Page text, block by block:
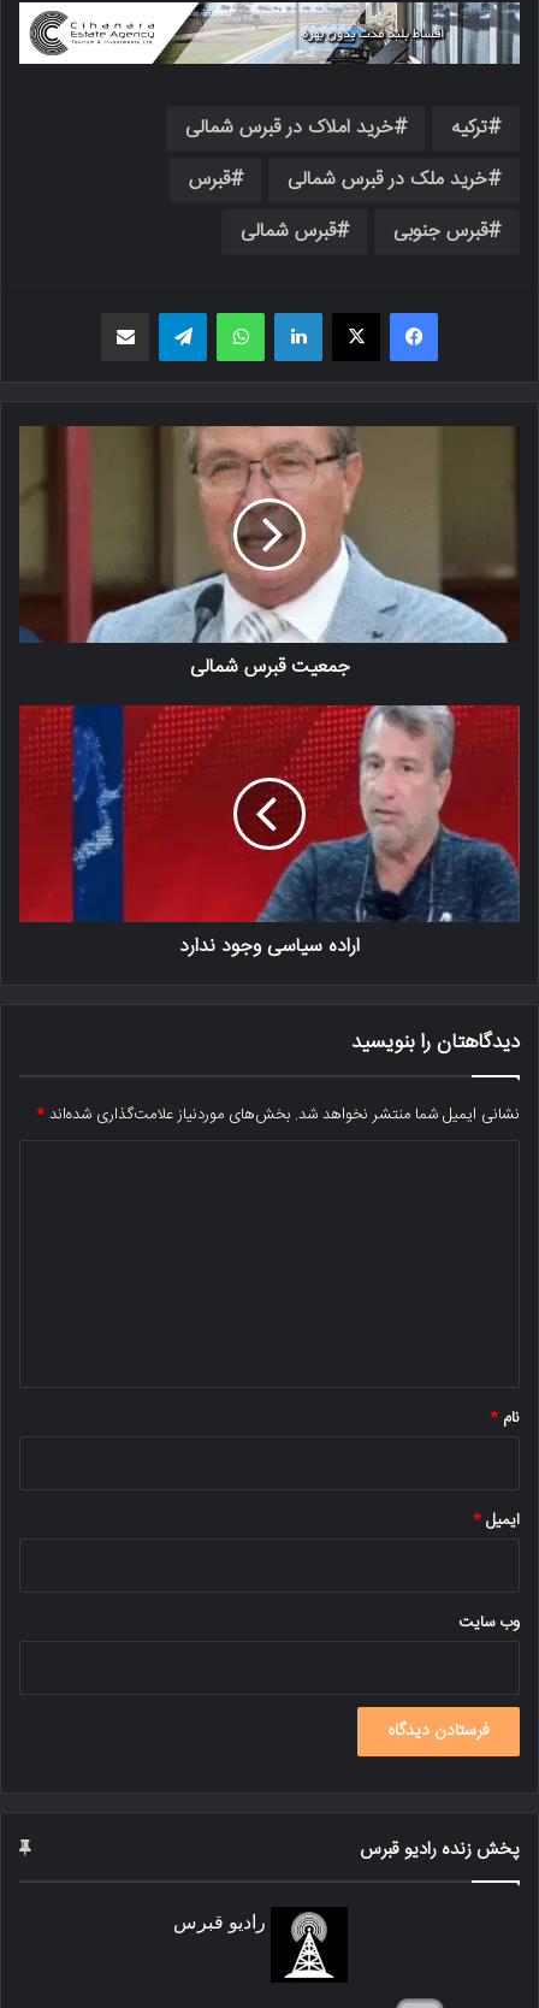
ترکیه
خرید املاک در قبرس شمالی
خرید ملک در قبرس شمالی
قبرس
قبرس جنوبی
قبرس شمالی
فیسبوک X لینکدین واتس اپ
جمعیت قبرس شمالی
اراده سیاسی وجود ندارد
دیدگاهتان را بنویسید
نشانی ایمیل شما منتشر نخواهد شد. بخش‌های موردنیاز علامت‌گذاری شده‌اند*
نام *
ایمیل*
وب‌ سایت
پخش زنده رادیو قبرس
رادیو قبرس